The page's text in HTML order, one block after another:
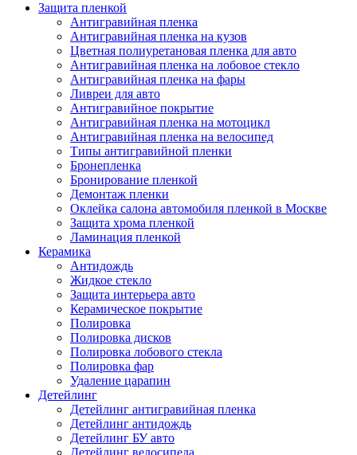
Защита пленкой
Антигравийная пленка
Антигравийная пленка на кузов
Цветная полиуретановая пленка для авто
Антигравийная пленка на лобовое стекло
Антигравийная пленка на фары
Ливреи для авто
Антигравийное покрытие
Антигравийная пленка на мотоцикл
Антигравийная пленка на велосипед
Типы антигравийной пленки
Бронепленка
Бронирование пленкой
Демонтаж пленки
Оклейка салона автомобиля пленкой в Москве
Защита хрома пленкой
Ламинация пленкой
Керамика
Антидождь
Жидкое стекло
Защита интерьера авто
Керамическое покрытие
Полировка
Полировка дисков
Полировка лобового стекла
Полировка фар
Удаление царапин
Детейлинг
Детейлинг антигравийная пленка
Детейлинг антидождь
Детейлинг БУ авто
Детейлинг велосипеда